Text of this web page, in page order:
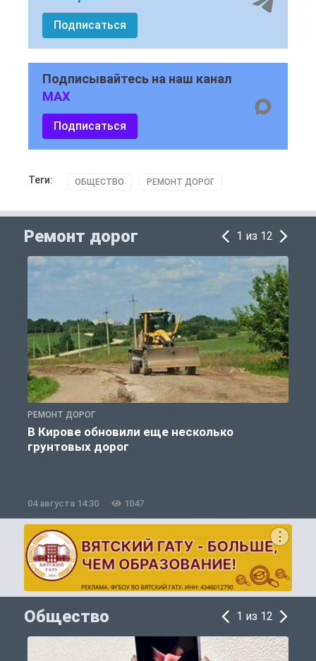
Подписаться
Подписывайтесь на наш канал
MAX
Подписаться
Теги: ОБЩЕСТВО РЕМОНТ ДОРОГ
Ремонт дорог 1 из 12
РЕМОНТ ДОРОГ
В Кирове обновили еще несколько
грунтовых дорог
04 августа 14:30 1047
Общество 1 из 12